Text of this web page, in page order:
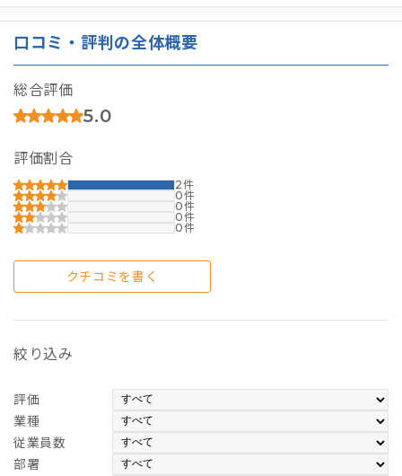
口コミ・評判の全体概要
総合評価
5.0
評価割合
2
0
0
0
0
クチコミを書く
絞り込み
評価
業種
従業員数
部署